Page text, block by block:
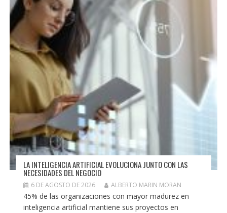
LA INTELIGENCIA ARTIFICIAL EVOLUCIONA JUNTO CON LAS
NECESIDADES DEL NEGOCIO
6 DE AGOSTO DE 2026 ALBERTO MARIN MORAN
45% de las organizaciones con mayor madurez en
inteligencia artificial mantiene sus proyectos en